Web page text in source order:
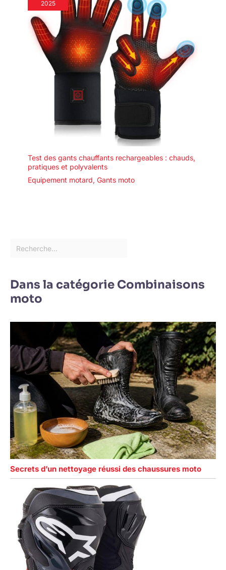
2025
Test des gants chauffants rechargeables : chauds,
pratiques et polyvalents
Equipement motard, Gants moto
Dans la catégorie Combinaisons
moto
Secrets d’un nettoyage réussi des chaussures moto